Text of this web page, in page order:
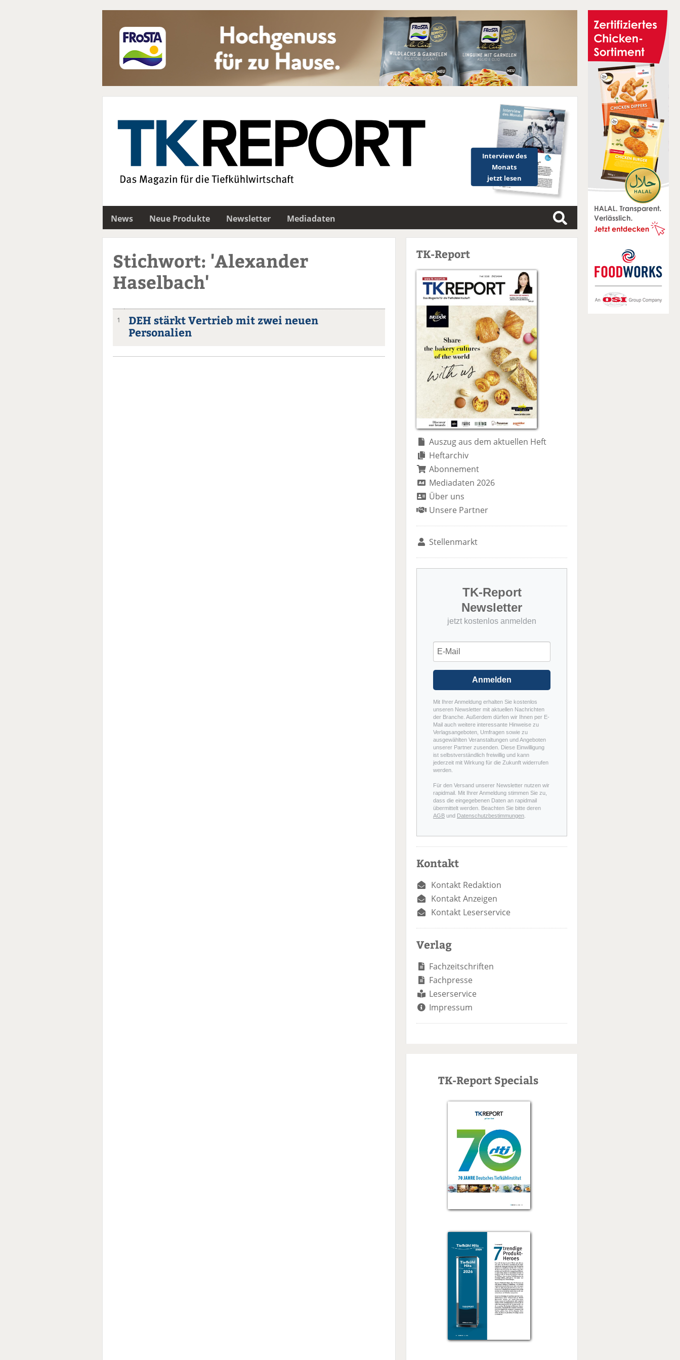
Interview des
Monats
jetzt lesen
News Neue Produkte Newsletter
Mediadaten
S
u
Stichwort: 'Alexander
Haselbach'
1
DEH stärkt Vertrieb mit zwei neuen
Personalien
TK-Report
Auszug aus dem aktuellen Heft
Heftarchiv
Abonnement
Mediadaten 2026
Über uns
Unsere Partner
Stellenmarkt
TK-Report
Newsletter
jetzt kostenlos anmelden
Anmelden
Mit Ihrer Anmeldung erhalten Sie kostenlos
unseren Newsletter mit aktuellen Nachrichten
der Branche. Außerdem dürfen wir Ihnen per E-
Mail auch weitere interessante Hinweise zu
Verlagsangeboten, Umfragen sowie zu
ausgewählten Veranstaltungen und Angeboten
unserer Partner zusenden. Diese Einwilligung
ist selbstverständlich freiwillig und kann
jederzeit mit Wirkung für die Zukunft widerrufen
werden.
Für den Versand unserer Newsletter nutzen wir
rapidmail. Mit Ihrer Anmeldung stimmen Sie zu,
dass die eingegebenen Daten an rapidmail
übermittelt werden. Beachten Sie bitte deren
AGB und Datenschutzbestimmungen
Kontakt
Kontakt Redaktion
Kontakt Anzeigen
Kontakt Leserservice
Verlag
Fachzeitschriften
Fachpresse
Leserservice
Impressum
TK-Report Specials